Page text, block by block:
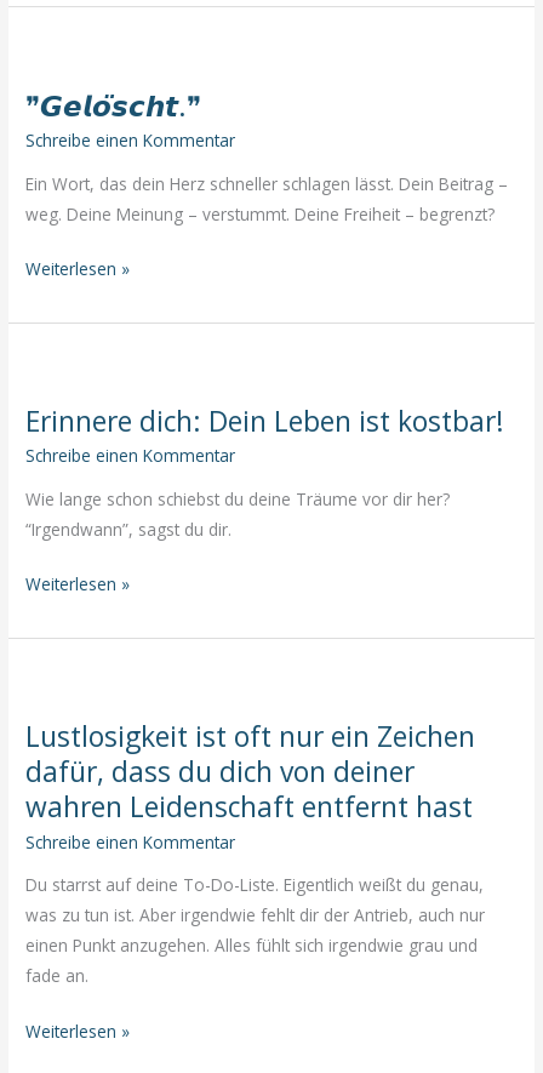
Käfig
❞𝙂𝙚𝙡𝙤̈𝙨𝙘𝙝𝙩.❞
Schreibe einen Kommentar
Ein Wort, das dein Herz schneller schlagen lässt. Dein Beitrag –
weg. Deine Meinung – verstummt. Deine Freiheit – begrenzt?
❞𝙂𝙚𝙡𝙤̈𝙨𝙘𝙝𝙩.❞
Weiterlesen »
Erinnere dich: Dein Leben ist kostbar!
Schreibe einen Kommentar
Wie lange schon schiebst du deine Träume vor dir her?
“Irgendwann”, sagst du dir.
Erinnere
Dein
kostbar!
Weiterlesen »
Lustlosigkeit ist oft nur ein Zeichen
dafür, dass du dich von deiner
wahren Leidenschaft entfernt hast
Schreibe einen Kommentar
Du starrst auf deine To-Do-Liste. Eigentlich weißt du genau,
was zu tun ist. Aber irgendwie fehlt dir der Antrieb, auch nur
einen Punkt anzugehen. Alles fühlt sich irgendwie grau und
fade an.
Lustlosigkeit
Weiterlesen »